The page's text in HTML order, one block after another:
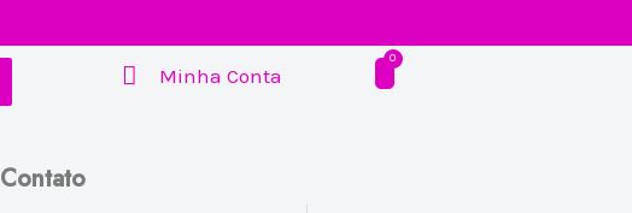
Minha Conta
Contato